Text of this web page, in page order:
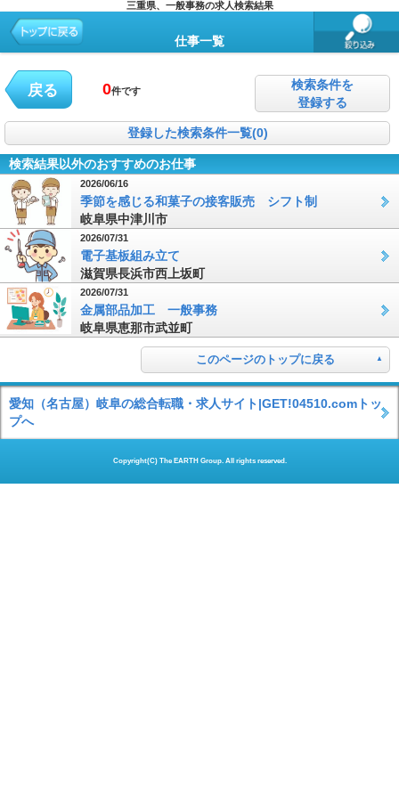
三重県、一般事務の求人検索結果
仕事一覧
戻る 0件です
検索条件を
登録する
登録した検索条件一覧(0)
検索結果以外のおすすめのお仕事
2026/06/16
季節を感じる和菓子の接客販売 シフト制
岐阜県中津川市
2026/07/31
電子基板組み立て
滋賀県長浜市西上坂町
2026/07/31
金属部品加工 一般事務
岐阜県恵那市武並町
このページのトップに戻る
愛知（名古屋）岐阜の総合転職・求人サイト|GET!04510.comトッ
プへ
Copyright(C) The EARTH Group. All rights reserved.